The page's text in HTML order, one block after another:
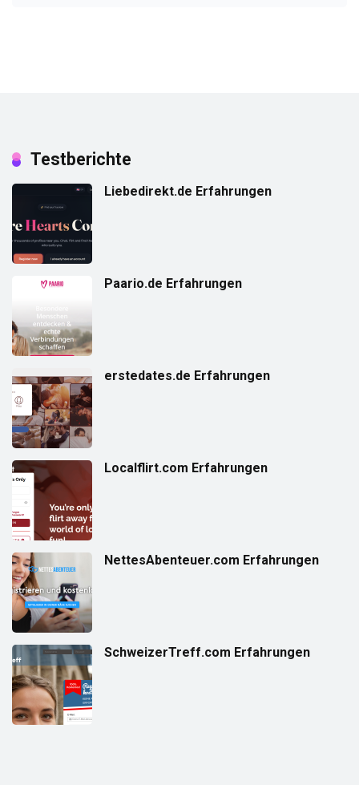
Testberichte
Liebedirekt.de Erfahrungen
Paario.de Erfahrungen
erstedates.de Erfahrungen
Localflirt.com Erfahrungen
NettesAbenteuer.com Erfahrungen
SchweizerTreff.com Erfahrungen